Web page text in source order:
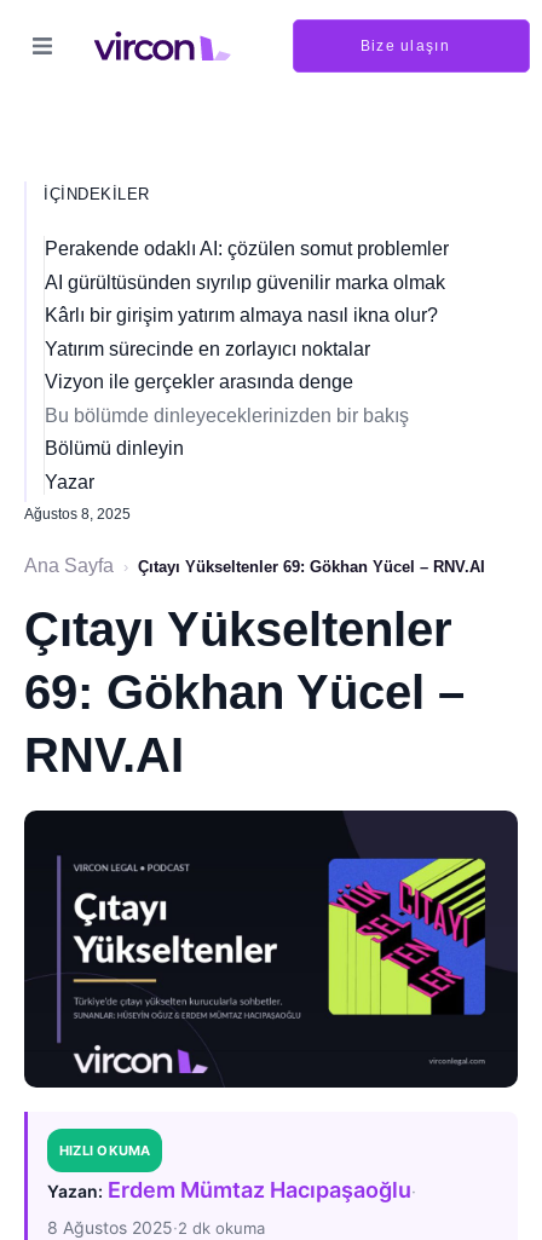
Bize ulaşın
İÇINDEKILER
Perakende odaklı AI: çözülen somut problemler
AI gürültüsünden sıyrılıp güvenilir marka olmak
Kârlı bir girişim yatırım almaya nasıl ikna olur?
Yatırım sürecinde en zorlayıcı noktalar
Vizyon ile gerçekler arasında denge
Bu bölümde dinleyeceklerinizden bir bakış
Bölümü dinleyin
Yazar
Ağustos 8, 2025
Ana Sayfa › Çıtayı Yükseltenler 69: Gökhan Yücel – RNV.AI
Çıtayı Yükseltenler
69: Gökhan Yücel –
RNV.AI
HIZLI OKUMA
Yazan: Erdem Mümtaz Hacıpaşaoğlu·
8 Ağustos 2025·2 dk okuma